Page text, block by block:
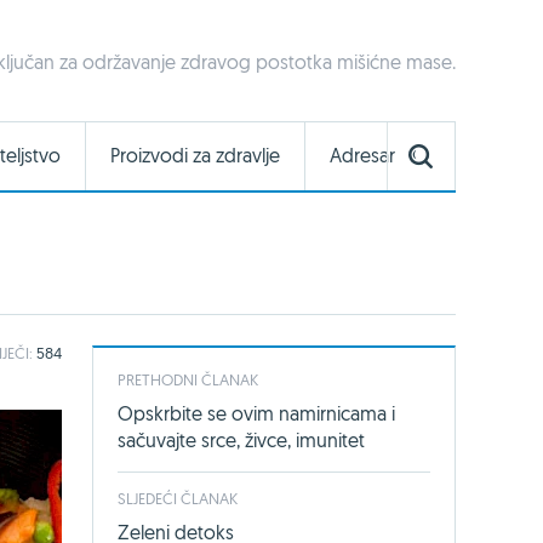
za održavanje zdravog postotka mišićne mase.
Proizvodi za zdravlje Adresar
584
PRETHODNI ČLANAK
Opskrbite se ovim namirnicama i
sačuvajte srce, živce, imunitet
SLJEDEĆI ČLANAK
Zeleni detoks